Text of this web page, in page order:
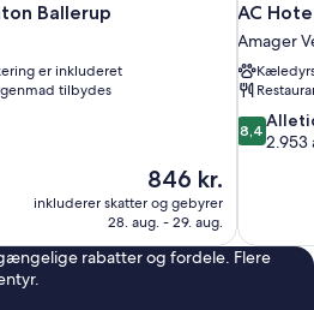
Ballerup
er inkluderet
tilbydes
Prisen
er
846 kr.
846 kr.
inkluderer skatter og gebyrer
28. aug. - 29. aug.
AC
Amager
8.4
ud
2.953
8,4
2.953
rabatter og fordele. Flere